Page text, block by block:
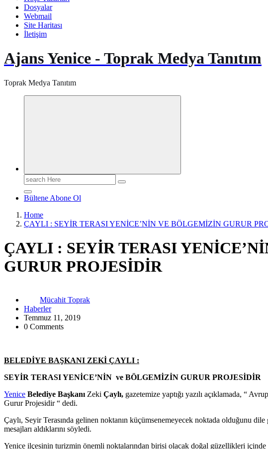
Dosyalar
Webmail
Site Haritası
İletişim
Ajans Yenice - Toprak Medya Tanıtım
Toprak Medya Tanıtım
Search
for:
Bültene Abone Ol
Home
ÇAYLI : SEYİR TERASI YENİCE’NİN VE BÖLGEMİZİN GURUR
ÇAYLI : SEYİR TERASI
GURUR PROJESİDİR
Mücahit Toprak
Haberler
Temmuz 11, 2019
0 Comments
BELEDİYE BAŞKANI ZEKİ ÇAYLI :
SEYİR TERASI YENİCE’NİN ve BÖLGEMİZİN GURUR PROJESİDİR
Yenice Belediye Başkanı Zeki Çaylı, gazetemize yaptığı yazılı açıklamada, “
Gurur Projesidir “ dedi.
Çaylı, Seyir Terasında gelinen noktanın küçümsenemeyecek noktada olduğunu dile
mesajları aldıklarını söyledi.
Yenice ilçesinin turizmin önemli noktalarından birisi olacak doğal güzellikleri içinde